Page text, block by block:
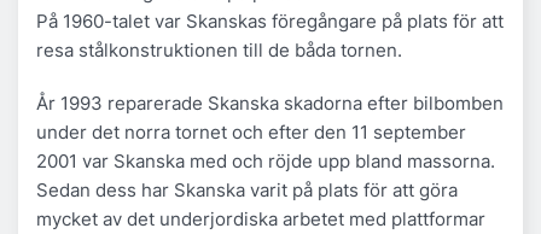
På 1960-talet var Skanskas föregångare på plats för att
resa stålkonstruktionen till de båda tornen.
År 1993 reparerade Skanska skadorna efter bilbomben
under det norra tornet och efter den 11 september
2001 var Skanska med och röjde upp bland massorna.
Sedan dess har Skanska varit på plats för att göra
mycket av det underjordiska arbetet med plattformar